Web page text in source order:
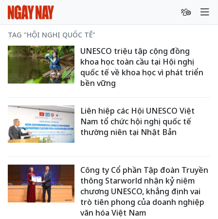
TAG "HỘI NGHỊ QUỐC TẾ"
UNESCO triệu tập cộng đồng
khoa học toàn cầu tại Hội nghị
quốc tế về khoa học vì phát triển
bền vững
Liên hiệp các Hội UNESCO Việt
Nam tổ chức hội nghị quốc tế
thường niên tại Nhật Bản
Công ty Cổ phần Tập đoàn Truyền
thông Starworld nhận kỷ niệm
chương UNESCO, khẳng định vai
trò tiên phong của doanh nghiệp
văn hóa Việt Nam